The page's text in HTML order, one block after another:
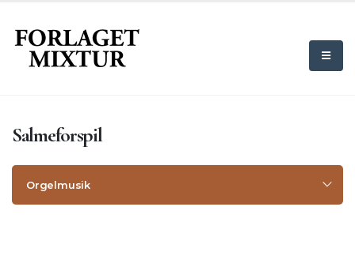
Salmeforspil
Orgelmusik